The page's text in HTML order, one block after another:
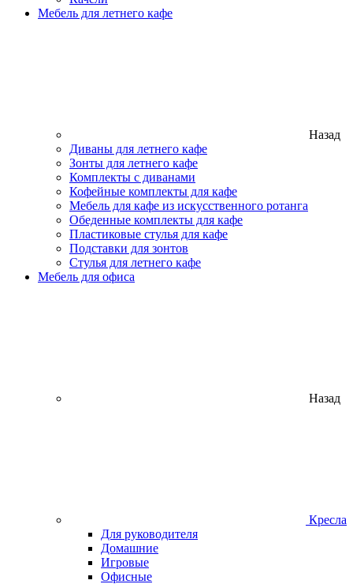
Мебель для летнего кафе
Назад
Диваны для летнего кафе
Зонты для летнего кафе
Комплекты с диванами
Кофейные комплекты для кафе
Мебель для кафе из искусственного ротанга
Обеденные комплекты для кафе
Пластиковые стулья для кафе
Подставки для зонтов
Стулья для летнего кафе
Мебель для офиса
Назад
Кресла
Для руководителя
Домашние
Игровые
Офисные